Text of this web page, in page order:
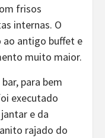
frisos
internas. O
antigo buffet e
muito maior.
para bem
executado
e da
rajado do